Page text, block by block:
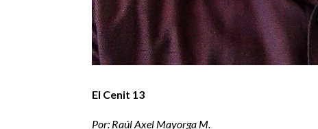
El Cenit 13
Por: Raúl Axel Mayorga M.